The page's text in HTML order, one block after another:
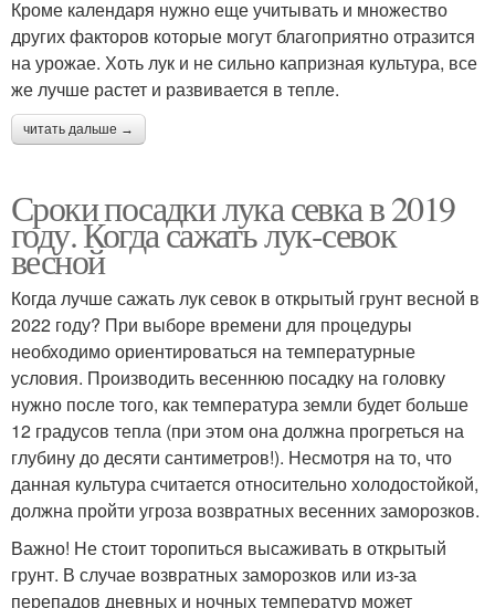
Кроме календаря нужно еще учитывать и множество
других факторов которые могут благоприятно отразится
на урожае. Хоть лук и не сильно капризная культура, все
же лучше растет и развивается в тепле.
читать дальше →
Сроки посадки лука севка в 2019
году. Когда сажать лук-севок
весной
Когда лучше сажать лук севок в открытый грунт весной в
2022 году? При выборе времени для процедуры
необходимо ориентироваться на температурные
условия. Производить весеннюю посадку на головку
нужно после того, как температура земли будет больше
12 градусов тепла (при этом она должна прогреться на
глубину до десяти сантиметров!). Несмотря на то, что
данная культура считается относительно холодостойкой,
должна пройти угроза возвратных весенних заморозков.
Важно! Не стоит торопиться высаживать в открытый
грунт. В случае возвратных заморозков или из-за
перепадов дневных и ночных температур может